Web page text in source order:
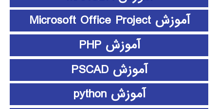
آموزش Microsoft Office Project
آموزش PHP
آموزش PSCAD
آموزش python